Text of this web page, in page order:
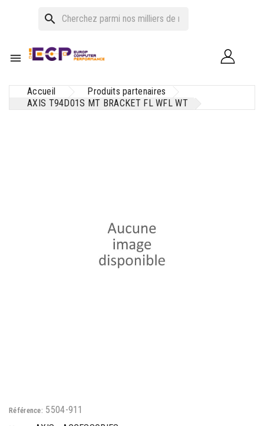
search

Accueil
Produits partenaires
AXIS T94D01S MT BRACKET FL WFL WT
Référence: 5504-911